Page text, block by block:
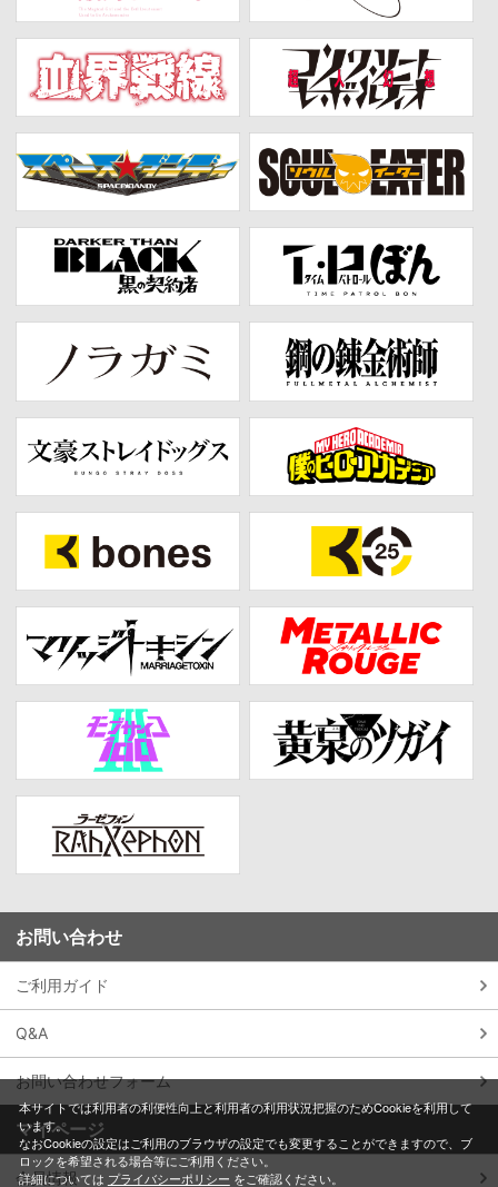
お問い合わせ
ご利用ガイド
Q&A
お問い合わせフォーム
マイページ
会員情報
本サイトでは利用者の利便性向上と利用者の利用状況把握のためCookieを利用して
います。
なおCookieの設定はご利用のブラウザの設定でも変更することができますので、ブ
ロックを希望される場合等にご利用ください。
詳細については プライバシーポリシー をご確認ください。